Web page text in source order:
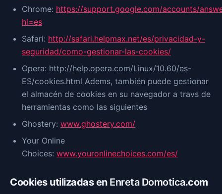
Chrome: https://support.google.com/accounts/
hl=es
Safari: http://safari.helpmax.net/es/privacidad-y-
seguridad/como-gestionar-las-cookies/
Opera: http://help.opera.com/Linux/10.60/es-
ES/cookies.html Adems, también puede gestionar
el almacén de cookies en su navegador a travs de
herramientas como las siguientes
Ghostery: www.ghostery.com/
Your Online
Choices: www.youronlinechoices.com/es/
Cookies utilizadas en Enreta Domotica.com